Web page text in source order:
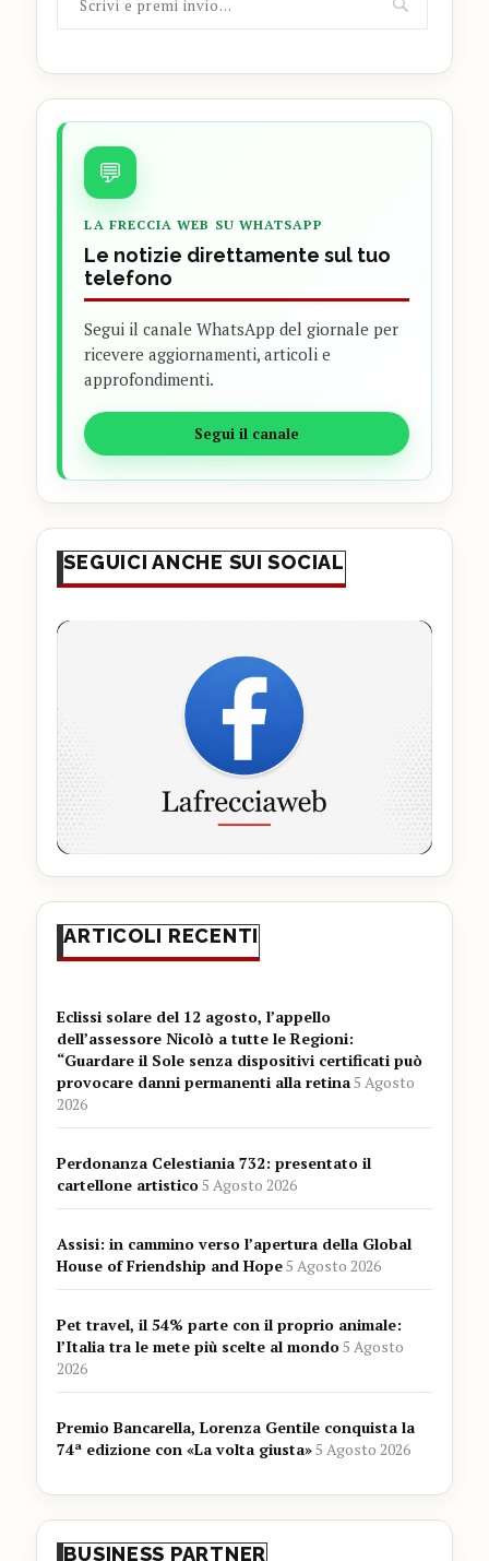
💬
LA FRECCIA WEB SU WHATSAPP
Le notizie direttamente sul tuo
telefono
Segui il canale WhatsApp del giornale per
ricevere aggiornamenti, articoli e
approfondimenti.
Segui il canale
SEGUICI ANCHE SUI SOCIAL
ARTICOLI RECENTI
Eclissi solare del 12 agosto, l’appello
dell’assessore Nicolò a tutte le Regioni:
“Guardare il Sole senza dispositivi certificati può
provocare danni permanenti alla retina5 Agosto
2026
Perdonanza Celestiania 732: presentato il
cartellone artistico5 Agosto 2026
Assisi: in cammino verso l’apertura della Global
House of Friendship and Hope5 Agosto 2026
Pet travel, il 54% parte con il proprio animale:
l’Italia tra le mete più scelte al mondo5 Agosto
2026
Premio Bancarella, Lorenza Gentile conquista la
74ª edizione con «La volta giusta»5 Agosto 2026
BUSINESS PARTNER